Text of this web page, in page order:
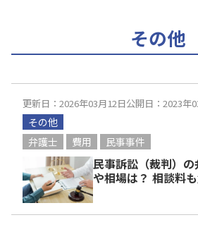
その他
更新日：2026年03月12日公開日：2023年
その他
弁護士
費用 民事事件
民事訴訟（裁判）
や相場は？ 相談料